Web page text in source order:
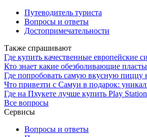
Путеводитель туриста
Вопросы и ответы
Достопримечательности
Также спрашивают
Где купить качественные европейские
Кто знает какие обезболивающие
Где попробовать самую вкусную
Что привезти с Самуи в подарок:
Где на Пхукете лучше купить Play
Все вопросы
Сервисы
Вопросы и ответы